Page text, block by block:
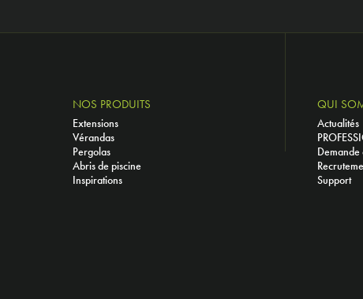
NOS PRODUITS
Extensions
Vérandas
Pergolas
Abris de piscine
Inspirations
QUI
Actualités
Demande
Support